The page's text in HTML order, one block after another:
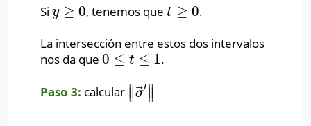
Si y ≥ 0
y≥0 , tenemos quet ≥ 0
t≥0 .
La intersección entre estos dos intervalos
nos da que 0 ≤ t ≤ 1
0 ≤t≤ 1 .
Paso 3: calcular ∥
∥σ⃗
′ ∥
∥
σ→